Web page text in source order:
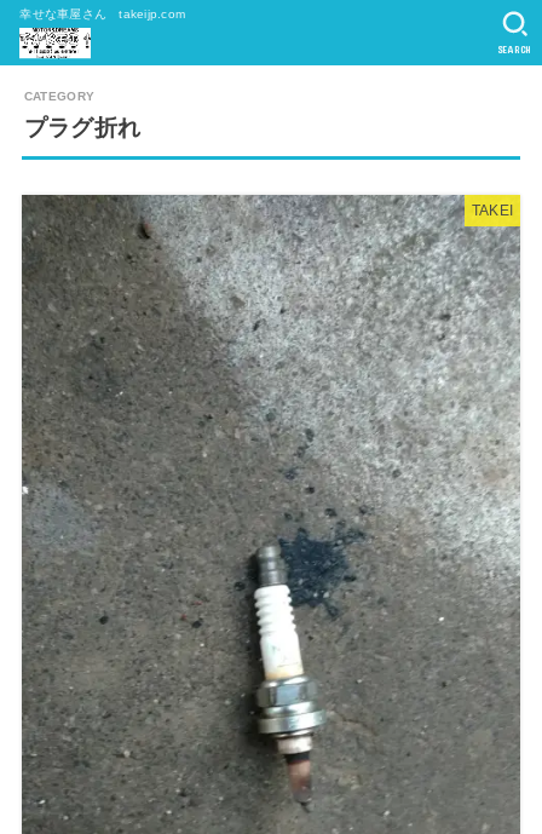
幸せな車屋さん takeijp.com
SEARCH
プラグ折れ
TAKEI